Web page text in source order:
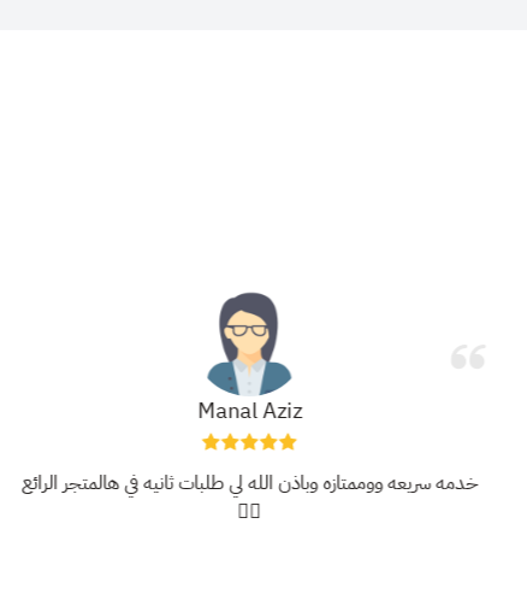
Manal Aziz
خدمه سريعه ووممتازه وباذن الله لي طلبات ثانيه في هالمتجر الرائع
❤️‍🔥